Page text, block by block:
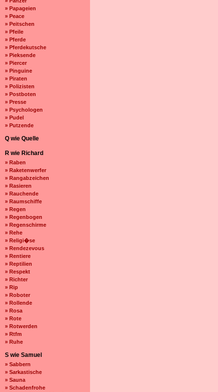
» Papageien
» Peace
» Peitschen
» Pfeile
» Pferde
» Pferdekutsche
» Pieksende
» Piercer
» Pinguine
» Piraten
» Polizisten
» Postboten
» Presse
» Psychologen
» Pudel
» Putzende
Q wie Quelle
R wie Richard
» Raben
» Raketenwerfer
» Rangabzeichen
» Rasieren
» Rauchende
» Raumschiffe
» Regen
» Regenbogen
» Regenschirme
» Rehe
» Religi�se
» Rendezevous
» Rentiere
» Reptilien
» Respekt
» Richter
» Rip
» Roboter
» Rollende
» Rosa
» Rote
» Rotwerden
» Rtfm
» Ruhe
S wie Samuel
» Sabbern
» Sarkastische
» Sauna
» Schadenfrohe